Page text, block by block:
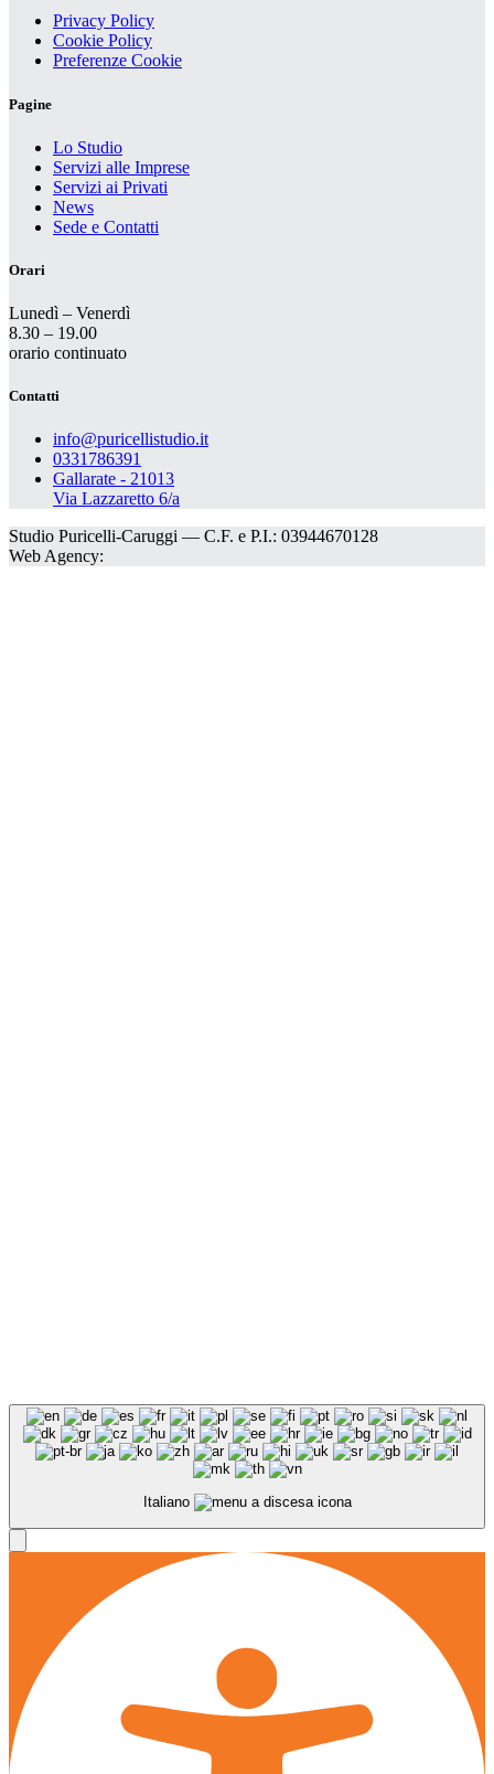
Privacy Policy
Cookie Policy
Preferenze Cookie
Pagine
Lo Studio
Servizi alle Imprese
Servizi ai Privati
News
Sede e Contatti
Orari
Lunedì – Venerdì
8.30 – 19.00
orario continuato
Contatti
info@puricellistudio.it
0331786391
Gallarate - 21013
Via Lazzaretto 6/a
Studio Puricelli-Caruggi — C.F. e P.I.: 03944670128
Web Agency:
Italiano